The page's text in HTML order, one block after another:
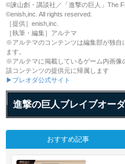
©諫山創・講談社／「進撃の巨人」The
©enish,inc. All rights reserved.
［提供］enish,inc.
［執筆・編集］アルテマ
※アルテマのコンテンツは編集部が独自
ます。
※アルテマに掲載しているゲーム内画像
該コンテンツの提供元に帰属します
▶ブレオダ公式サイト
進撃の巨人ブレイブオー
おすすめ記事